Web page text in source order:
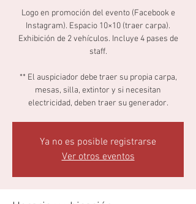
Logo en promoción del evento (Facebook e
Instagram). Espacio 10×10 (traer carpa).
Exhibición de 2 vehículos. Incluye 4 pases de
staff.
** El auspiciador debe traer su propia carpa,
mesas, silla, extintor y si necesitan
electricidad, deben traer su generador.
Ya no es posible registrarse
Ver otros eventos